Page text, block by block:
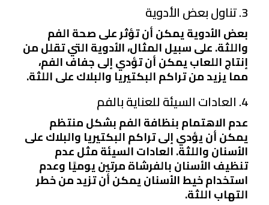
3. تناول بعض الأدوية
بعض الأدوية يمكن أن تؤثر على صحة الفم
واللثة. على سبيل المثال، الأدوية التي تقلل من
إنتاج اللعاب يمكن أن تؤدي إلى جفاف الفم،
مما يزيد من تراكم البكتيريا والبلاك على اللثة.
4. العادات السيئة للعناية بالفم
عدم الاهتمام بنظافة الفم بشكل منتظم
يمكن أن يؤدي إلى تراكم البكتيريا والبلاك على
الأسنان واللثة. العادات السيئة مثل عدم
تنظيف الأسنان بالفرشاة مرتين يوميًا وعدم
استخدام خيط الأسنان يمكن أن تزيد من خطر
التهاب اللثة.